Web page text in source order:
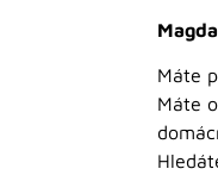
Máte
Máte